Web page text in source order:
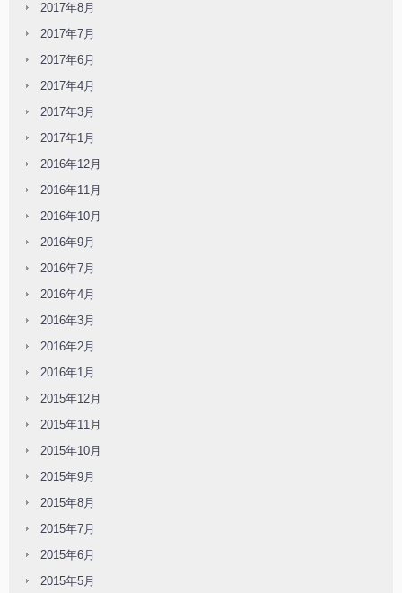
2017年8月
2017年7月
2017年6月
2017年4月
2017年3月
2017年1月
2016年12月
2016年11月
2016年10月
2016年9月
2016年7月
2016年4月
2016年3月
2016年2月
2016年1月
2015年12月
2015年11月
2015年10月
2015年9月
2015年8月
2015年7月
2015年6月
2015年5月